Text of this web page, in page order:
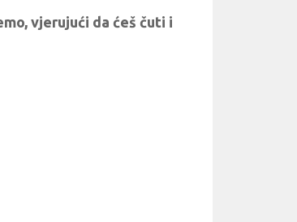
vjerujući da ćeš čuti i